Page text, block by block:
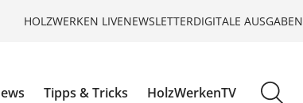
HOLZWERKEN LIVENEWSLETTERDIGITALE AUSGABEN
Tipps & Tricks HolzWerkenTV